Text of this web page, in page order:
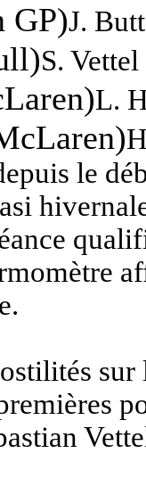
J.
S.
L.
le